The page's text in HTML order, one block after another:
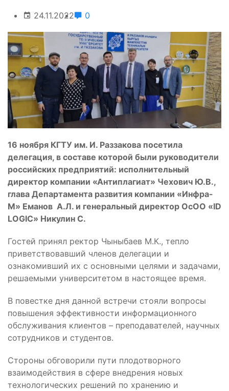
24.11.2022 0
16 ноября КГТУ им. И. Раззакова посетила
делегация, в составе которой были руководители
российских предприятий: исполнительный
директор компании «Антиплагиат» Чехович Ю.В.,
глава Департамента развития компании «Инфра-
М» Еманов А.Л. и генеральный директор ОсОО «ID
LOGIC» Никулин С.
Гостей принял ректор Чыныбаев М.К., тепло
приветствовавший членов делегации и
ознакомивший их с основными целями и задачами,
решаемыми университетом в настоящее время.
В повестке дня данной встречи стояли вопросы
повышения эффективности информационного
обслуживания клиентов – преподавателей, научных
сотрудников и студентов.
Стороны обговорили пути плодотворного
взаимодействия в сфере внедрения новых
технологических решений по хранению и